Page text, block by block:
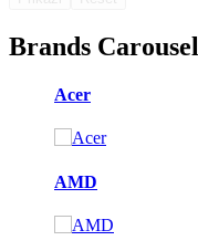
Brands Carousel
Acer
AMD